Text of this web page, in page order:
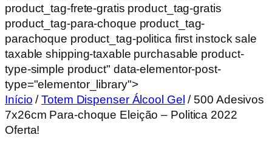
product_tag-frete-gratis product_tag-gratis
product_tag-para-choque product_tag-
parachoque product_tag-politica first instock sale
taxable shipping-taxable purchasable product-
type-simple product" data-elementor-post-
type="elementor_library">
Início /Totem Dispenser Álcool Gel / 500 Adesivos
7x26cm Para-choque Eleição – Politica 2022
Oferta!